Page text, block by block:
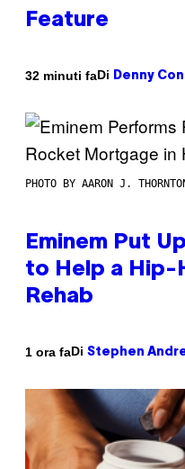
Feature
32 minuti faDi Denny
PHOTO BY AARON J.
Eminem Put
to Help a Hip-
Rehab
1 ora faDi Stephen